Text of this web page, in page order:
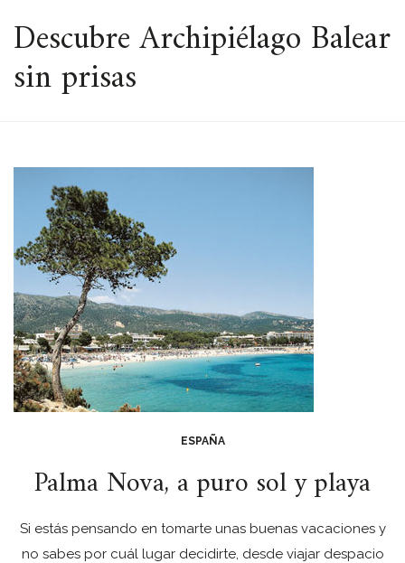
ESPACIO
Descubre Archipiélago Balear
sin prisas
ESPAÑA
Palma Nova, a puro sol y playa
Si estás pensando en tomarte unas buenas vacaciones y
no sabes por cuál lugar decidirte, desde viajar despacio